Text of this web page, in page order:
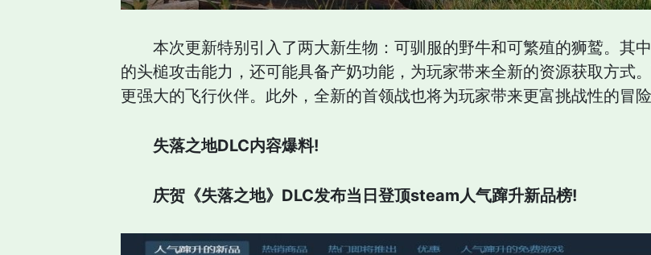
本次更新特别引入了两大新生物：可驯服的野牛和可繁殖的狮鹫。其
的头槌攻击能力，还可能具备产奶功能，为玩家带来全新的资源获取方式
更强大的飞行伙伴。此外，全新的首领战也将为玩家带来更富挑战性的冒险
失落之地DLC内容爆料!
庆贺《失落之地》DLC发布当日登顶steam人气蹿升新品榜!